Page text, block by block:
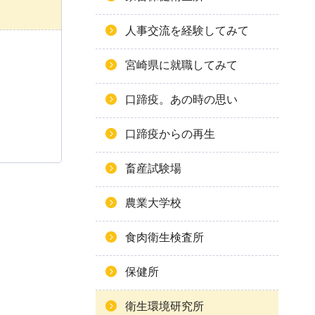
人事交流を経験してみて
宮崎県に就職してみて
口蹄疫。あの時の思い
口蹄疫からの再生
畜産試験場
農業大学校
食肉衛生検査所
保健所
衛生環境研究所